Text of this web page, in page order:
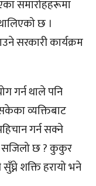
समारोहहरूमा
छ ।
सरकारी कार्यक्रम
गर्न थाले पनि
व्यक्तिबाट
गर्न सक्ने
सजिलो छ ? कुकुर
शक्ति हरायो भने